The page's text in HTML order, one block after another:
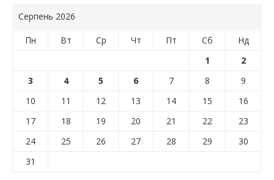
Серпень 2026
Пн Вт Ср Чт Пт Сб
Нд
1
2
3
4 5 6 7 8
9
10
11 12 13 14 15
16
17
18 19 20 21 22
23
24
25 26 27 28 29
30
31